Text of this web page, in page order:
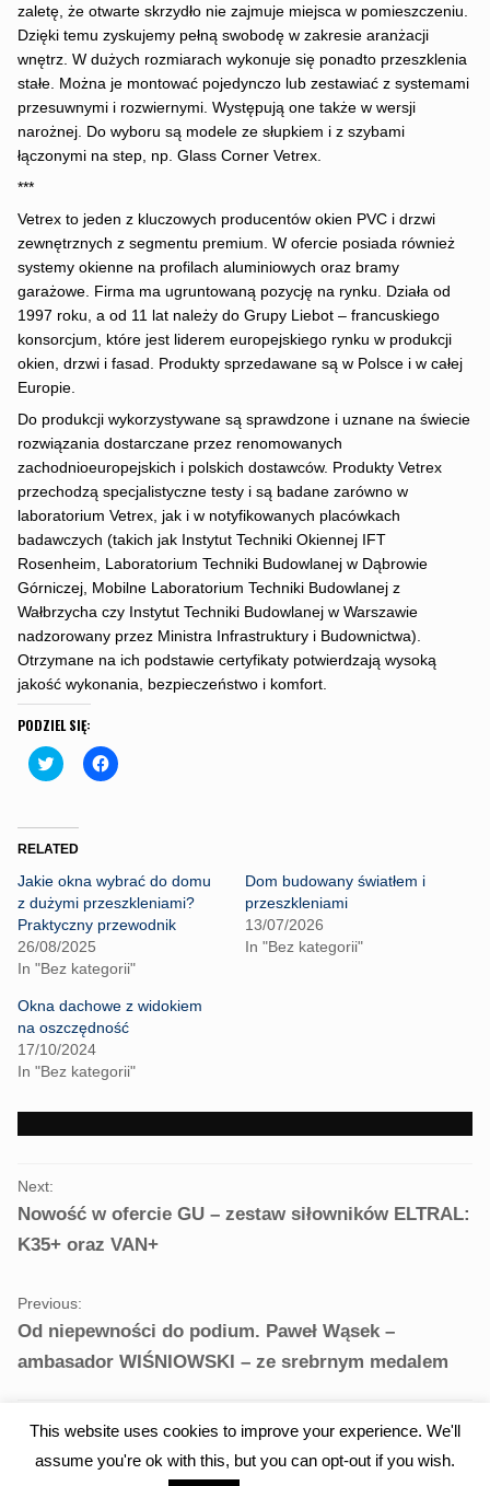
zaletę, że otwarte skrzydło nie zajmuje miejsca w pomieszczeniu.
Dzięki temu zyskujemy pełną swobodę w zakresie aranżacji
wnętrz. W dużych rozmiarach wykonuje się ponadto przeszklenia
stałe. Można je montować pojedynczo lub zestawiać z systemami
przesuwnymi i rozwiernymi. Występują one także w wersji
narożnej. Do wyboru są modele ze słupkiem i z szybami
łączonymi na step, np. Glass Corner Vetrex.
***
Vetrex to jeden z kluczowych producentów okien PVC i drzwi
zewnętrznych z segmentu premium. W ofercie posiada również
systemy okienne na profilach aluminiowych oraz bramy
garażowe. Firma ma ugruntowaną pozycję na rynku. Działa od
1997 roku, a od 11 lat należy do Grupy Liebot – francuskiego
konsorcjum, które jest liderem europejskiego rynku w produkcji
okien, drzwi i fasad. Produkty sprzedawane są w Polsce i w całej
Europie.
Do produkcji wykorzystywane są sprawdzone i uznane na świecie
rozwiązania dostarczane przez renomowanych
zachodnioeuropejskich i polskich dostawców. Produkty Vetrex
przechodzą specjalistyczne testy i są badane zarówno w
laboratorium Vetrex, jak i w notyfikowanych placówkach
badawczych (takich jak Instytut Techniki Okiennej IFT
Rosenheim, Laboratorium Techniki Budowlanej w Dąbrowie
Górniczej, Mobilne Laboratorium Techniki Budowlanej z
Wałbrzycha czy Instytut Techniki Budowlanej w Warszawie
nadzorowany przez Ministra Infrastruktury i Budownictwa).
Otrzymane na ich podstawie certyfikaty potwierdzają wysoką
jakość wykonania, bezpieczeństwo i komfort.
PODZIEL SIĘ:
C
l
t
o
h
a
r
e
o
n
w
t
t
e
r
(
O
n
w
n
)
C
l
h
a
r
o
a
e
b
o
(
e
w
i
RELATED
Jakie okna wybrać do domu
z dużymi przeszkleniami?
Praktyczny przewodnik
26/08/2025
In "Bez kategorii"
Dom budowany światłem i
przeszkleniami
13/07/2026
In "Bez kategorii"
Okna dachowe z widokiem
na oszczędność
17/10/2024
In "Bez kategorii"
PORTFOLIO
NAVIGATION
Previous:
Od niepewności do podium. Paweł Wąsek –
ambasador WIŚNIOWSKI – ze srebrnym medalem
Next:
Nowość w ofercie GU – zestaw siłowników ELTRAL:
K35+ oraz VAN+
This website uses cookies to improve your experience. We'll
assume you're ok with this, but you can opt-out if you wish.